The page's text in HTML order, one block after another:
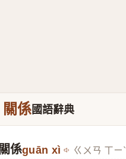
關係國語辭典
關係guān xì ㄍㄨㄢ ㄒㄧˋ